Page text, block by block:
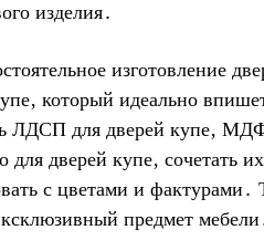
изделия․
изготовление
который идеально
ЛДСП для дверей купе‚ МДФ
для дверей купе‚ сочетать
с цветами и фактурами․
предмет